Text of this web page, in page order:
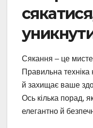
Сякання – це
Правильна
й захищає ваше
Ось кілька порад,
елегантно й